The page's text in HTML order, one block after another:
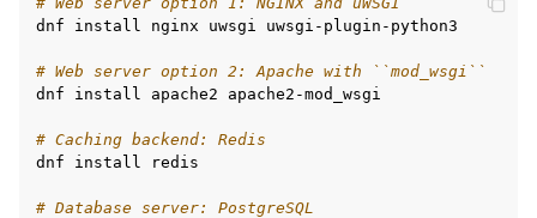
dnf
install nginx uwsgi uwsgi-plugin-python3
# Web server option 2: Apache with ``mod_wsgi``
dnf
install apache2 apache2-mod_wsgi
# Caching backend: Redis
dnf
install redis
# Database server: PostgreSQL